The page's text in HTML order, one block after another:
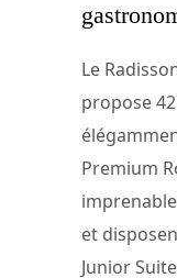
Le
propose
Premium
et
Junior